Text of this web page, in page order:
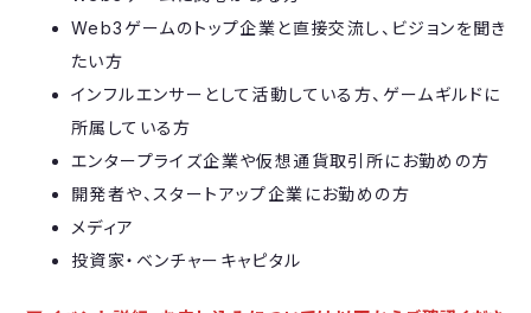
Web3ゲームのトップ企業と直接交流し、ビジョンを聞き
たい方
インフルエンサーとして活動している方、ゲームギルドに
所属している方
エンタープライズ企業や仮想通貨取引所にお勤めの方
開発者や、スタートアップ企業にお勤めの方
メディア
投資家・ベンチャーキャピタル